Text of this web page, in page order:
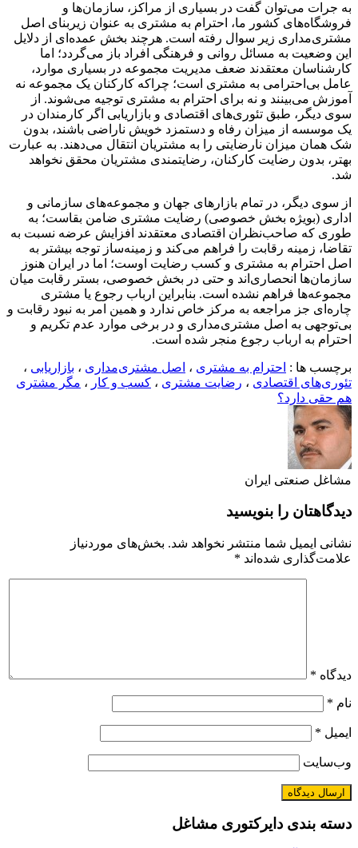
به جرات می‌توان گفت در بسیاری از مراکز، سازمان‌ها و
فروشگاه‌های کشور ما، احترام به مشتری به عنوان زیربنای اصل
مشتری‌مداری زیر سوال رفته است. هرچند بخش عمده‌ای از دلایل
این وضعیت به مسائل روانی و فرهنگی افراد باز می‌گردد؛ اما
کارشناسان معتقدند ضعف مدیریت مجموعه در بسیاری موارد،
عامل بی‌احترامی به مشتری است؛ چراکه کارکنان یک مجموعه نه
آموزش می‌بینند و نه برای احترام به مشتری توجیه می‌شوند. از
سوی دیگر، طبق تئوری‌های اقتصادی و بازاریابی اگر کارمندان در
یک موسسه از میزان رفاه و دستمزد خویش ناراضی باشند، بدون
شک همان میزان نارضایتی را به مشتریان انتقال می‌دهند. به عبارت
بهتر، بدون رضایت کارکنان، رضایتمندی مشتریان محقق نخواهد
شد.
از سوی دیگر، در تمام بازارهای جهان و مجموعه‌های سازمانی و
اداری (بویژه بخش خصوصی)‌ رضایت مشتری ضامن بقاست؛ به
طوری که صاحب‌نظران اقتصادی معتقدند افزایش عرضه نسبت به
تقاضا، زمینه رقابت را فراهم می‌کند و زمینه‌ساز توجه بیشتر به
اصل احترام به مشتری و کسب رضایت اوست؛ اما در ایران هنوز
سازمان‌ها انحصاری‌اند و حتی در بخش خصوصی، بستر رقابت میان
مجموعه‌ها فراهم نشده است. بنابراین ارباب رجوع یا مشتری
چاره‌ای جز مراجعه به مرکز خاص ندارد و همین امر به نبود رقابت و
بی‌توجهی به اصل مشتری‌مداری و در برخی موارد عدم تکریم و
احترام به ارباب رجوع منجر شده است.
برچسب ها : احترام به مشتری ، اصل مشتری‌مداری ، بازاریابی ،
تئوری‌های اقتصادی ، رضایت مشتری ، کسب و کار ، مگر مشتری
هم حقی دارد؟
مشاغل صنعتی ایران
دیدگاهتان را بنویسید
نشانی ایمیل شما منتشر نخواهد شد. بخش‌های موردنیاز
علامت‌گذاری شده‌اند *
دیدگاه *
نام *
ایمیل *
وب‌سایت
دسته بندی دایرکتوری مشاغل